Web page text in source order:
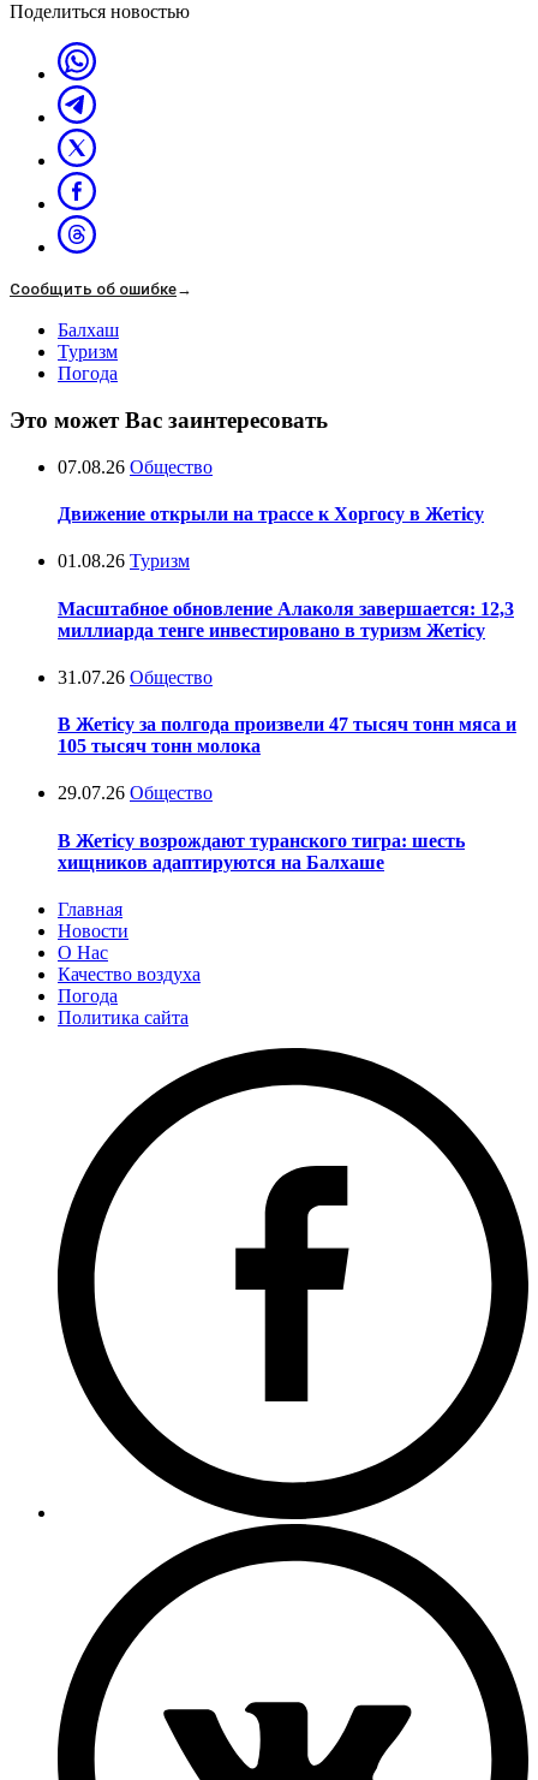
Поделиться новостью
Сообщить об ошибке→
Балхаш
Туризм
Погода
Это может Вас заинтересовать
07.08.26 Общество
Движение открыли на трассе к Хоргосу в Жетісу
01.08.26 Туризм
Масштабное обновление Алаколя завершается: 12,3
миллиарда тенге инвестировано в туризм Жетісу
31.07.26 Общество
В Жетісу за полгода произвели 47 тысяч тонн мяса и
105 тысяч тонн молока
29.07.26 Общество
В Жетісу возрождают туранского тигра: шесть
хищников адаптируются на Балхаше
Главная
Новости
О Нас
Качество воздуха
Погода
Политика сайта